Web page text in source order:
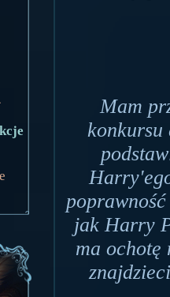
Mam
konkursu
jak Harry
ma ochotę